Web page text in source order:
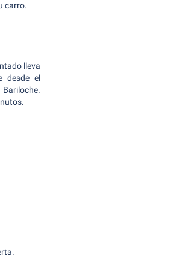
carro.
lleva
desde el